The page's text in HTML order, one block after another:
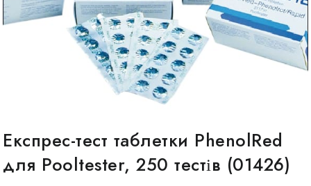
Експрес-тест таблетки PhenolRed
для Pooltester, 250 тестів (01426)